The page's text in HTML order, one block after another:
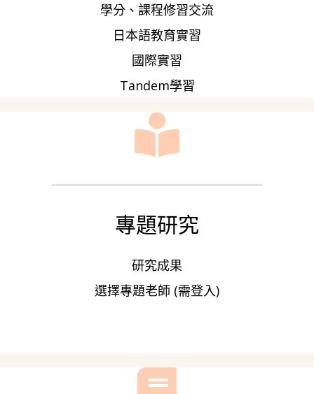
學分、課程修習交流
日本語教育實習
國際實習
Tandem學習
專題研究
研究成果
選擇專題老師 (需登入)